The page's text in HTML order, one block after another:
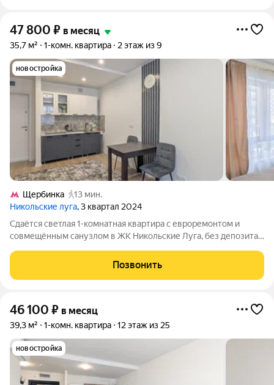
47 800 ₽ в месяц
35,7 м² 1-комн. квартира 2 этаж из 9
новостройка
Щербинка
13 мин.
Никольские луга, 3 квартал 2024
Сдаётся светлая 1-комнатная квартира с евроремонтом и
совмещённым санузлом в ЖК Никольские Луга, без депозита!
забираете ключи и спокойно осматриваете. Если всё
понравится, договор подпишем
Позвонить
46 100 ₽ в месяц
39,3 м² 1-комн. квартира 12 этаж из 25
новостройка